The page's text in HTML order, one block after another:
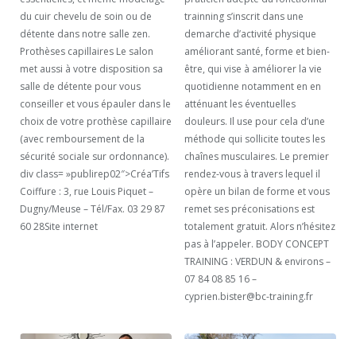
du cuir chevelu de soin ou de
détente dans notre salle zen.
Prothèses capillaires Le salon
met aussi à votre disposition sa
salle de détente pour vous
conseiller et vous épauler dans le
choix de votre prothèse capillaire
(avec remboursement de la
sécurité sociale sur ordonnance).
div class= »publirep02″>Créa’Tifs
Coiffure : 3, rue Louis Piquet –
Dugny/Meuse – Tél/Fax. 03 29 87
60 28Site internet
trainning s’inscrit dans une
demarche d’activité physique
améliorant santé, forme et bien-
être, qui vise à améliorer la vie
quotidienne notamment en en
atténuant les éventuelles
douleurs. Il use pour cela d’une
méthode qui sollicite toutes les
chaînes musculaires. Le premier
rendez-vous à travers lequel il
opère un bilan de forme et vous
remet ses préconisations est
totalement gratuit. Alors n’hésitez
pas à l’appeler. BODY CONCEPT
TRAINING : VERDUN & environs –
07 84 08 85 16 –
cyprien.bister@bc-training.fr